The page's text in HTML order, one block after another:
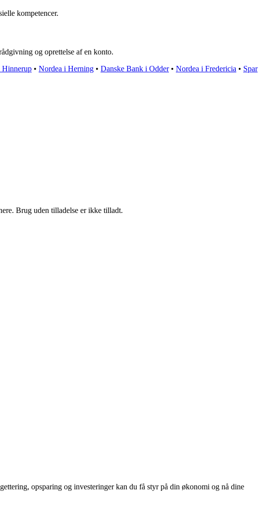
kompetencer.
og oprettelse af en konto.
Hinnerup • Nordea i Herning • Danske Bank i Odder• Nordea i Fredericia • Spar
Brug uden tilladelse er ikke tilladt.
opsparing og investeringer kan du få styr på din økonomi og nå dine